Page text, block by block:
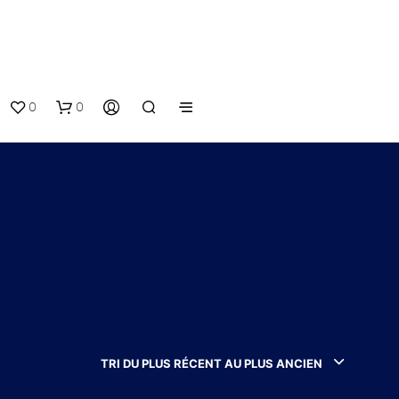
0 0
R
TRI DU PLUS RÉCENT AU PLUS ANCIEN